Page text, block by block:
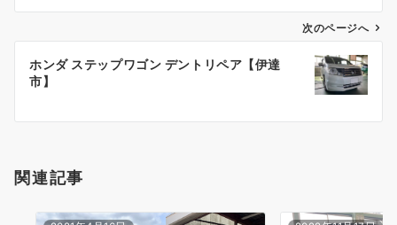
ビ
ン
次のページへ
ホンダ ステップワゴン デントリペア【伊達
市】
関連記事